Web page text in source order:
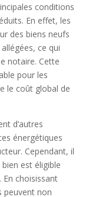
conditions
En effet, les
des biens neufs
ce qui
notaire. Cette
pour les
le coût global de
d’autres
énergétiques
Cependant, il
est éligible
En choisissant
peuvent non